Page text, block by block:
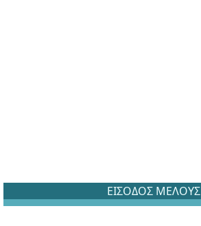
ΕΙΣΟΔΟΣ ΜΕΛΟΥΣ